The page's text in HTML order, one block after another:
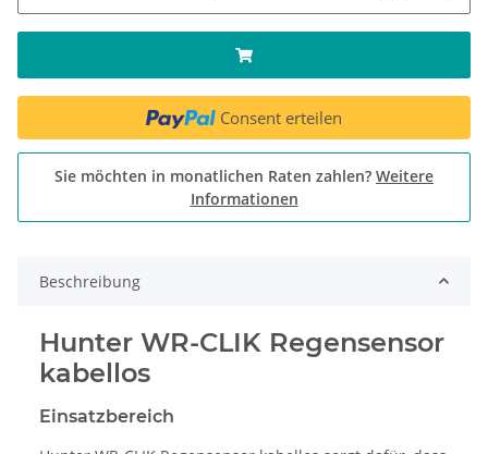
Consent erteilen
Sie möchten in monatlichen Raten zahlen? Weitere
Informationen
Beschreibung
Hunter WR-CLIK Regensensor
kabellos
Einsatzbereich